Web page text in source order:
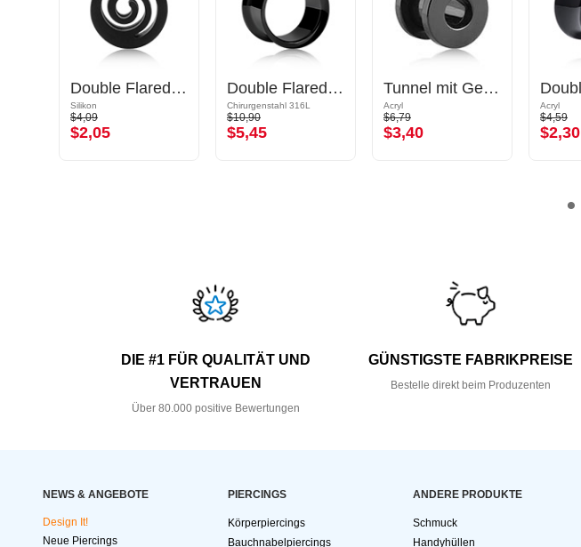
Double Flared Tunnel (Silikon, mehrere Farben) mit Spiralen-Design
Silikon
$4,09
$2,05
Double Flared Tunnel (Chirurgenstahl, schwarz, glänzend)
Chirurgenstahl 316L
$10,90
$5,45
Tunnel mit Gewinde (Acryl, mehrere Farben)
Acryl
$6,79
$3,40
Acryl
$4,59
$2,30
DIE #1 FÜR QUALITÄT UND
VERTRAUEN
Über 80.000 positive Bewertungen
GÜNSTIGSTE FABRIKPREISE
Bestelle direkt beim Produzenten
NEWS & ANGEBOTE
Design It!
Neue Piercings
PIERCINGS
Körperpiercings
Bauchnabelpiercings
ANDERE PRODUKTE
Schmuck
Handyhüllen